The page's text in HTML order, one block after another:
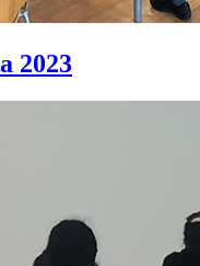
2023